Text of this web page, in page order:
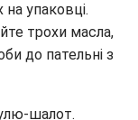
на упаковці.
трохи масла,
до пательні з
шалот.